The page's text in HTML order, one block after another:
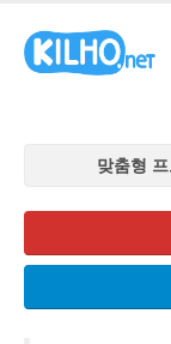
맞춤형
맞춤형
맞춤형
맞춤형